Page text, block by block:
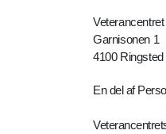
Veterancentret
Garnisonen 1
4100 Ringsted
En del af